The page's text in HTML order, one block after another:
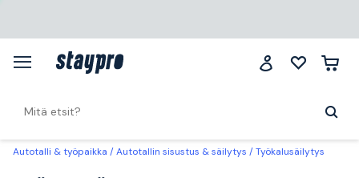
Autotalli & työpaikka Autotallin sisustus & säilytys Työkalusäilytys